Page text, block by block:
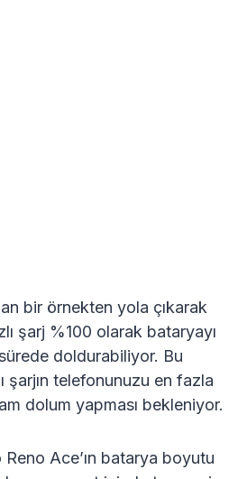
bir örnekten yola çıkarak
şarj %100 olarak bataryayı
doldurabiliyor. Bu
şarjın telefonunuzu en fazla
dolum yapması bekleniyor.
Ace’ın batarya boyutu